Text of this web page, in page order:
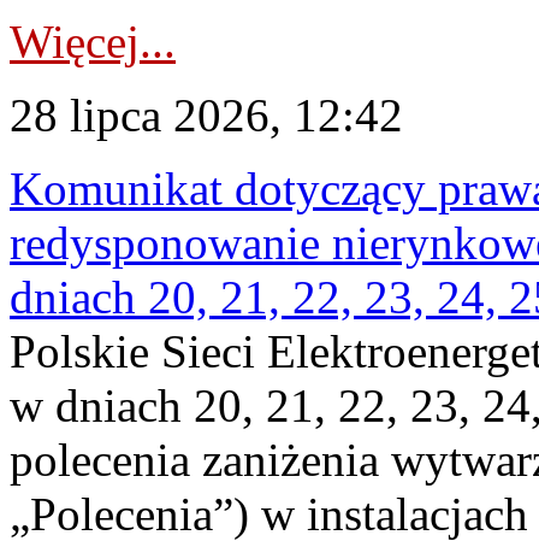
Więcej...
28 lipca 2026, 12:42
Komunikat dotyczący
redysponowanie
dniach 20, 21, 22, 23, 24,
Polskie Sieci
w dniach 20, 21, 22, 23,
polecenia zaniżenia
„Polecenia”) w